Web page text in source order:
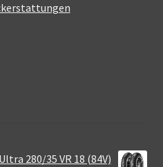
280/35 VR 18 (84V)